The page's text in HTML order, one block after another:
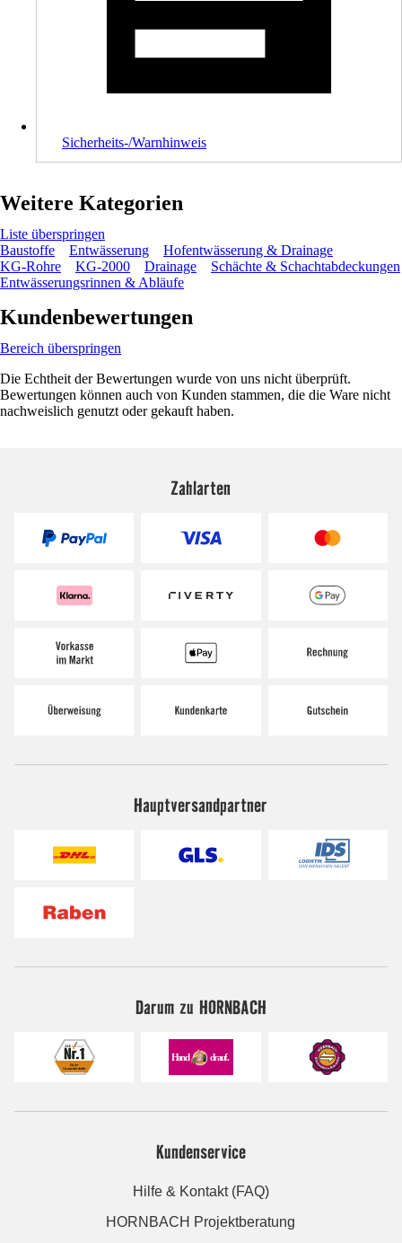
Sicherheits-/Warnhinweis
Weitere Kategorien
Liste überspringen
Baustoffe
Entwässerung
Hofentwässerung & Drainage
KG-Rohre
KG-2000 Drainage
Schächte & Schachtabdeckungen
Entwässerungsrinnen & Abläufe
Kundenbewertungen
Bereich überspringen
Die Echtheit der Bewertungen wurde von uns nicht überprüft.
Bewertungen können auch von Kunden stammen, die die Ware nicht
nachweislich genutzt oder gekauft haben.
Zahlarten
Hauptversandpartner
Darum zu HORNBACH
Kundenservice
Hilfe & Kontakt (FAQ)
HORNBACH Projektberatung